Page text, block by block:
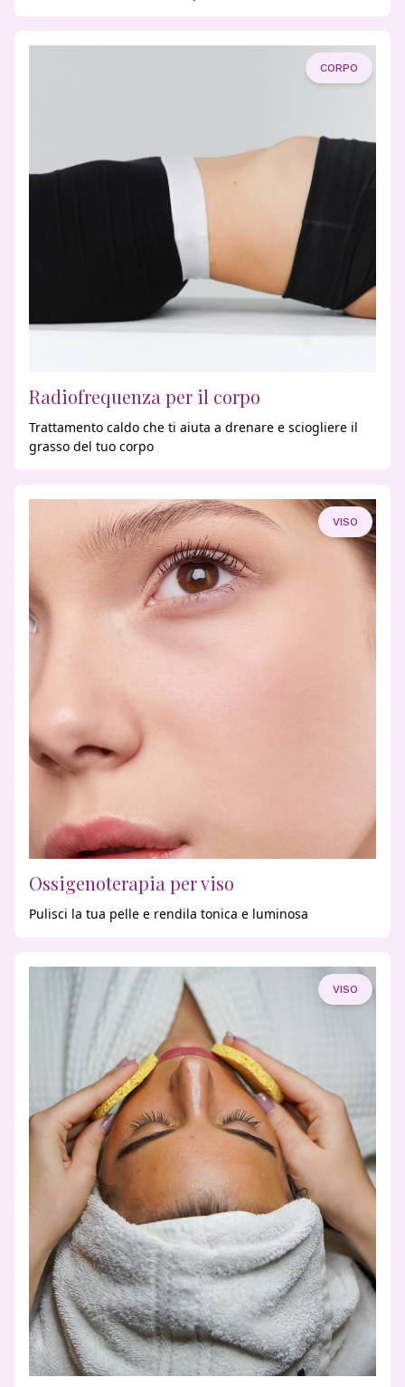
CORPO
Radiofrequenza per il corpo
Trattamento caldo che ti aiuta a drenare e sciogliere il
grasso del tuo corpo
VISO
Ossigenoterapia per viso
Pulisci la tua pelle e rendila tonica e luminosa
VISO